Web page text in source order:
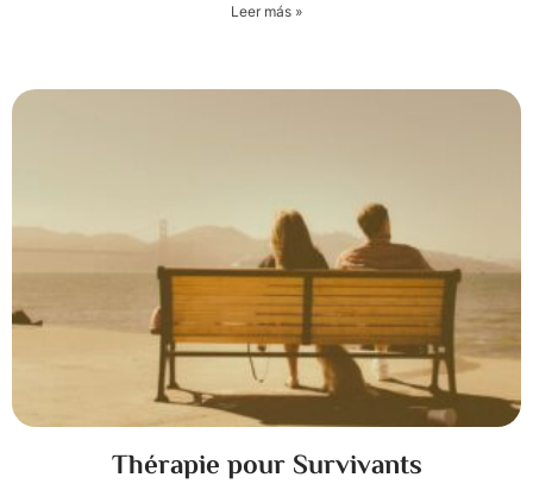
Leer más »
Thérapie pour Survivants